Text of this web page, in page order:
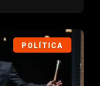
POLÍTICA